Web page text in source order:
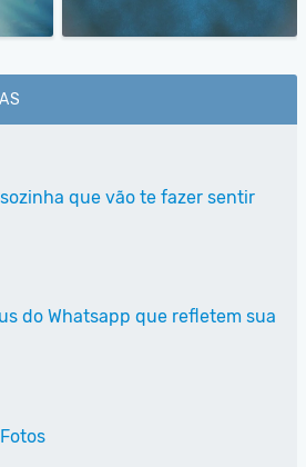
que vão te fazer sentir
do Whatsapp que refletem sua